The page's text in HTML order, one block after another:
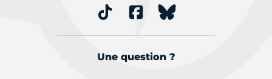
Une question ?